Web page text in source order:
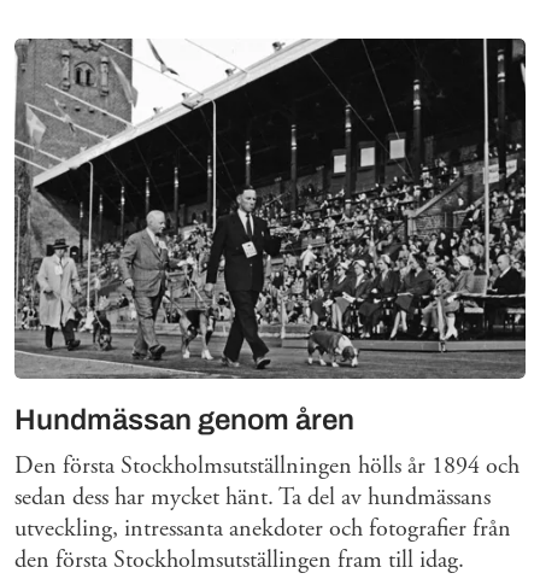
Hundmässan genom åren
Den första Stockholmsutställningen hölls år 1894 och
sedan dess har mycket hänt. Ta del av hundmässans
utveckling, intressanta anekdoter och fotografier från
den första Stockholmsutställingen fram till idag.